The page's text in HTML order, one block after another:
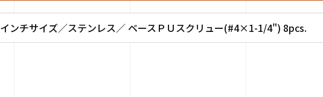
インチサイズ／ステンレス／ ベースＰＵスクリュー(#4×1-1/4") 8pcs.